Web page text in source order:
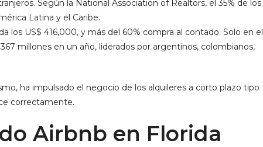
Según la National Association of Realtors, el 35% de los
Latina y el Caribe.
los US$ 416,000, y más del 60% compra al contado. Solo en el
millones en un año, liderados por argentinos, colombianos,
ha impulsado el negocio de los alquileres a corto plazo tipo
correctamente.
Airbnb en Florida